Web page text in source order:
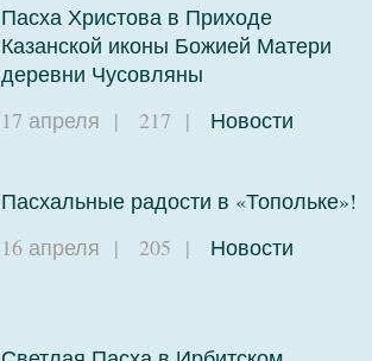
Пасха Христова в Приходе
Казанской иконы Божией Матери
деревни Чусовляны
17 апреля | 217 | Новости
Пасхальные радости в «Топольке»!
16 апреля | 205 | Новости